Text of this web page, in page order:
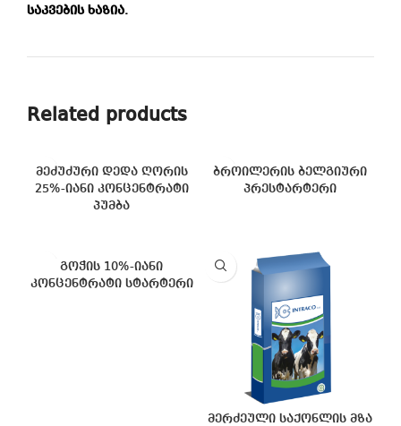
საკვების ხაზია.
Related products
მეძუძური დედა ღორის
25%-იანი კონცენტრატი
პუმბა
ბროილერის ბელგიური
პრესტარტერი
გოჭის 10%-იანი
კონცენტრატი სტარტერი
მერძეული საქონლის მზა